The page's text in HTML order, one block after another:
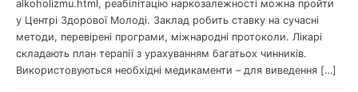
alkoholizmu.html, реабілітацію наркозалежності можна пройти
у Центрі Здорової Молоді. Заклад робить ставку на сучасні
методи, перевірені програми, міжнародні протоколи. Лікарі
складають план терапії з урахуванням багатьох чинників.
Використовуються необхідні медикаменти – для виведення […]